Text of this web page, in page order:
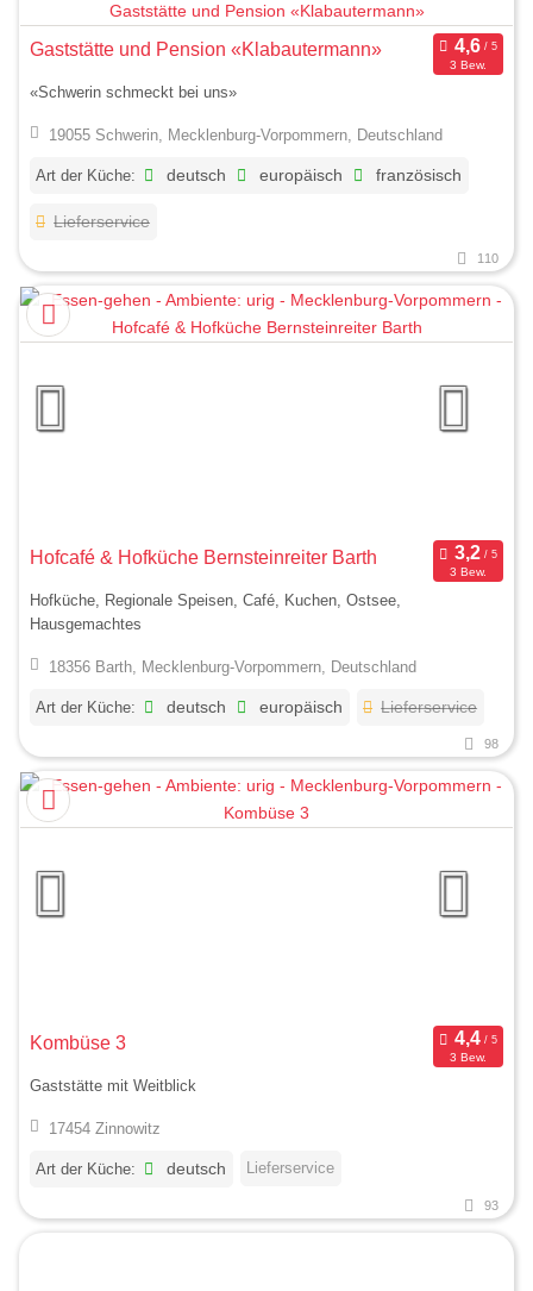
Gaststätte und Pension «Klabautermann»
3 Bew.
«Schwerin schmeckt bei uns»
19055 Schwerin, Mecklenburg-Vorpommern, Deutschland
Art der Küche: deutsch europäisch französisch
Lieferservice
110
Hofcafé & Hofküche Bernsteinreiter Barth
3 Bew.
Hofküche, Regionale Speisen, Café, Kuchen, Ostsee,
Hausgemachtes
18356 Barth, Mecklenburg-Vorpommern, Deutschland
Art der Küche: deutsch europäisch Lieferservice
98
Kombüse 3
3 Bew.
Gaststätte mit Weitblick
17454 Zinnowitz
Art der Küche: deutsch Lieferservice
93